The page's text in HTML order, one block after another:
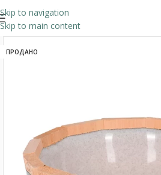
Skip to navigation
Skip to main content
ПРОДАНО